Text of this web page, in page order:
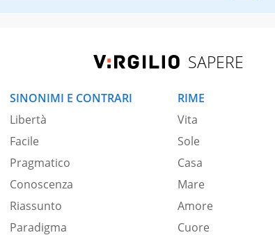
SAPERE
SINONIMI E CONTRARI
Libertà
Facile
Pragmatico
Conoscenza
Riassunto
Paradigma
RIME
Vita
Sole
Casa
Mare
Amore
Cuore